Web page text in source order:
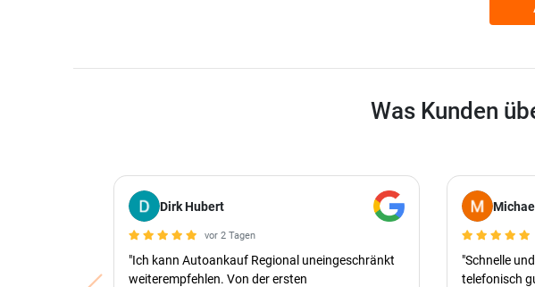
Was Kunden
Dirk Hubert
vor 2 Tagen
"Ich kann Autoankauf Regional uneingeschränkt
weiterempfehlen. Von der ersten
"Schnelle
telefonisch